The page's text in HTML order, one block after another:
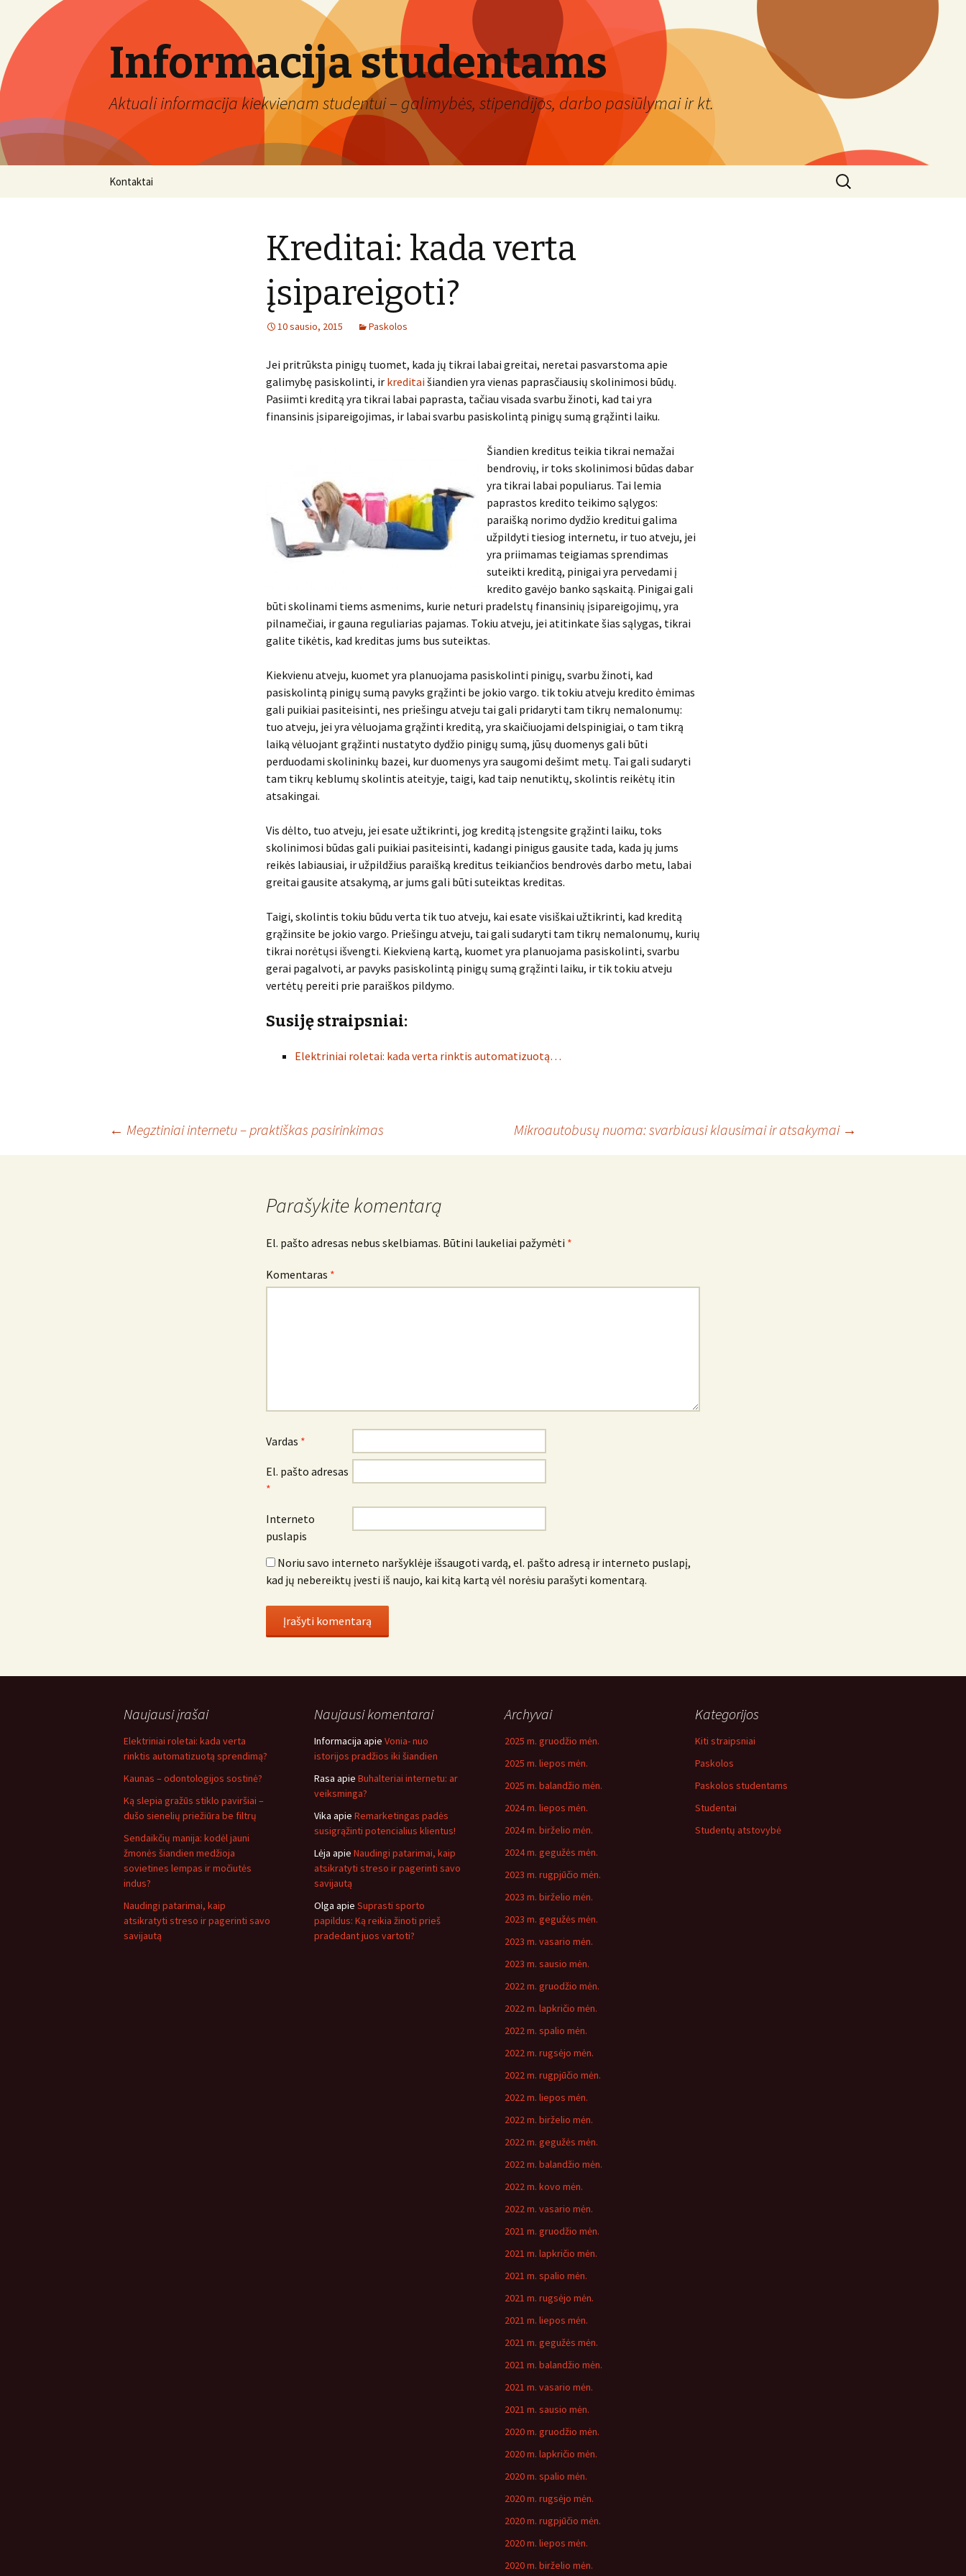
Informacija studentams
Aktuali informacija kiekvienam studentui – galimybės, stipendijos, darbo pasiūlymai ir kt.
Kontaktai
Ieškoti:
Kreditai: kada verta
įsipareigoti?
10 sausio, 2015 Paskolos
Jei pritrūksta pinigų tuomet, kada jų tikrai labai greitai, neretai pasvarstoma apie
galimybę pasiskolinti, ir kreditaišiandien yra vienas paprasčiausių skolinimosi būdų.
Pasiimti kreditą yra tikrai labai paprasta, tačiau visada svarbu žinoti, kad tai yra
finansinis įsipareigojimas, ir labai svarbu pasiskolintą pinigų sumą grąžinti laiku.
Šiandien kreditus teikia tikrai nemažai
bendrovių, ir toks skolinimosi būdas dabar
yra tikrai labai populiarus. Tai lemia
paprastos kredito teikimo sąlygos:
paraišką norimo dydžio kreditui galima
užpildyti tiesiog internetu, ir tuo atveju, jei
yra priimamas teigiamas sprendimas
suteikti kreditą, pinigai yra pervedami į
kredito gavėjo banko sąskaitą. Pinigai gali
būti skolinami tiems asmenims, kurie neturi pradelstų finansinių įsipareigojimų, yra
pilnamečiai, ir gauna reguliarias pajamas. Tokiu atveju, jei atitinkate šias sąlygas, tikrai
galite tikėtis, kad kreditas jums bus suteiktas.
Kiekvienu atveju, kuomet yra planuojama pasiskolinti pinigų, svarbu žinoti, kad
pasiskolintą pinigų sumą pavyks grąžinti be jokio vargo. tik tokiu atveju kredito ėmimas
gali puikiai pasiteisinti, nes priešingu atveju tai gali pridaryti tam tikrų nemalonumų:
tuo atveju, jei yra vėluojama grąžinti kreditą, yra skaičiuojami delspinigiai, o tam tikrą
laiką vėluojant grąžinti nustatyto dydžio pinigų sumą, jūsų duomenys gali būti
perduodami skolininkų bazei, kur duomenys yra saugomi dešimt metų. Tai gali sudaryti
tam tikrų keblumų skolintis ateityje, taigi, kad taip nenutiktų, skolintis reikėtų itin
atsakingai.
Vis dėlto, tuo atveju, jei esate užtikrinti, jog kreditą įstengsite grąžinti laiku, toks
skolinimosi būdas gali puikiai pasiteisinti, kadangi pinigus gausite tada, kada jų jums
reikės labiausiai, ir užpildžius paraišką kreditus teikiančios bendrovės darbo metu, labai
greitai gausite atsakymą, ar jums gali būti suteiktas kreditas.
Taigi, skolintis tokiu būdu verta tik tuo atveju, kai esate visiškai užtikrinti, kad kreditą
grąžinsite be jokio vargo. Priešingu atveju, tai gali sudaryti tam tikrų nemalonumų, kurių
tikrai norėtųsi išvengti. Kiekvieną kartą, kuomet yra planuojama pasiskolinti, svarbu
gerai pagalvoti, ar pavyks pasiskolintą pinigų sumą grąžinti laiku, ir tik tokiu atveju
vertėtų pereiti prie paraiškos pildymo.
Susiję straipsniai:
Elektriniai roletai: kada verta rinktis automatizuotą…
← Megztiniai internetu – praktiškas pasirinkimas Mikroautobusų nuoma: svarbiausi klausimai ir atsakymai →
Parašykite komentarą
El. pašto adresas nebus skelbiamas. Būtini laukeliai pažymėti *
Komentaras *
Vardas *
El. pašto adresas
*
Interneto
puslapis
Noriu savo interneto naršyklėje išsaugoti vardą, el. pašto adresą ir interneto puslapį,
kad jų nebereiktų įvesti iš naujo, kai kitą kartą vėl norėsiu parašyti komentarą.
Naujausi įrašai
Elektriniai roletai: kada verta
rinktis automatizuotą sprendimą?
Kaunas – odontologijos sostinė?
Ką slepia gražūs stiklo paviršiai –
dušo sienelių priežiūra be filtrų
Sendaikčių manija: kodėl jauni
žmonės šiandien medžioja
sovietines lempas ir močiutės
indus?
Naudingi patarimai, kaip
atsikratyti streso ir pagerinti savo
savijautą
Naujausi komentarai
Informacija apie Vonia- nuo
istorijos pradžios iki šiandien
Rasa apie Buhalteriai internetu: ar
veiksminga?
Vika apie Remarketingas padės
susigrąžinti potencialius klientus!
Lėja apie Naudingi patarimai, kaip
atsikratyti streso ir pagerinti savo
savijautą
Olga apie Suprasti sporto
papildus: Ką reikia žinoti prieš
pradedant juos vartoti?
Archyvai
2025 m. gruodžio mėn.
2025 m. liepos mėn.
2025 m. balandžio mėn.
2024 m. liepos mėn.
2024 m. birželio mėn.
2024 m. gegužės mėn.
2023 m. rugpjūčio mėn.
2023 m. birželio mėn.
2023 m. gegužės mėn.
2023 m. vasario mėn.
2023 m. sausio mėn.
2022 m. gruodžio mėn.
2022 m. lapkričio mėn.
2022 m. spalio mėn.
2022 m. rugsėjo mėn.
2022 m. rugpjūčio mėn.
2022 m. liepos mėn.
2022 m. birželio mėn.
2022 m. gegužės mėn.
2022 m. balandžio mėn.
2022 m. kovo mėn.
2022 m. vasario mėn.
2021 m. gruodžio mėn.
2021 m. lapkričio mėn.
2021 m. spalio mėn.
2021 m. rugsėjo mėn.
2021 m. liepos mėn.
2021 m. gegužės mėn.
2021 m. balandžio mėn.
2021 m. vasario mėn.
2021 m. sausio mėn.
2020 m. gruodžio mėn.
2020 m. lapkričio mėn.
2020 m. spalio mėn.
2020 m. rugsėjo mėn.
2020 m. rugpjūčio mėn.
2020 m. liepos mėn.
2020 m. birželio mėn.
Kategorijos
Kiti straipsniai
Paskolos
Paskolos studentams
Studentai
Studentų atstovybė